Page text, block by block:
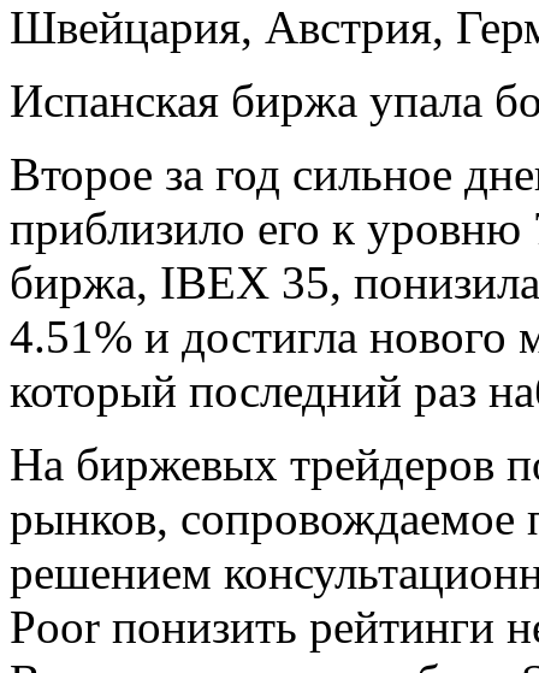
Швейцария, Австрия,
Испанская биржа упала
Второе за год сильное
приблизило его к уровню
биржа, IBEX 35,
4.51% и достигла
который последний раз
На биржевых трейдеров
рынков, сопровождаемое
решением
Poor понизить рейтинги